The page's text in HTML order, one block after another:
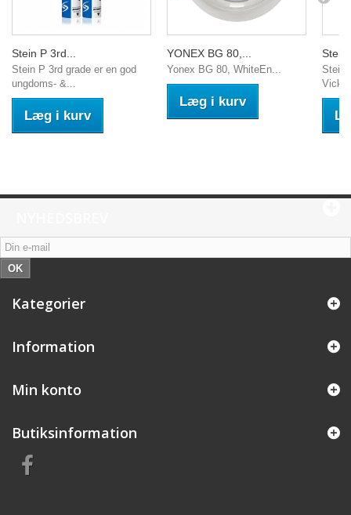
Stein P 3rd...
Stein P 3rd grade er en god
ungdoms- &...
Læg i kurv
YONEX BG 80,...
Yonex BG 80, WhiteEn...
Læg i kurv
Stein
Stein
OK
Kategorier
Information
Min konto
Butiksinformation